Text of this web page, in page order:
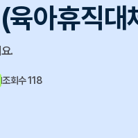
아휴직대
.
조회수 118